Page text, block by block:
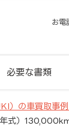
お電
必要な書類
）の車買取事
式）